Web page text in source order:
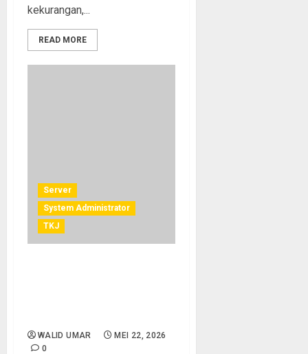
kekurangan,...
READ MORE
Server
System Administrator
TKJ
WALID UMAR
MEI 22, 2026
0